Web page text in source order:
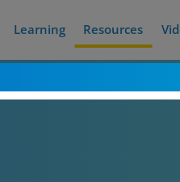
Learning Resources